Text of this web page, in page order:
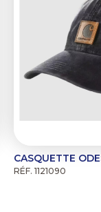
CASQUETTE
RÉF. 1121090